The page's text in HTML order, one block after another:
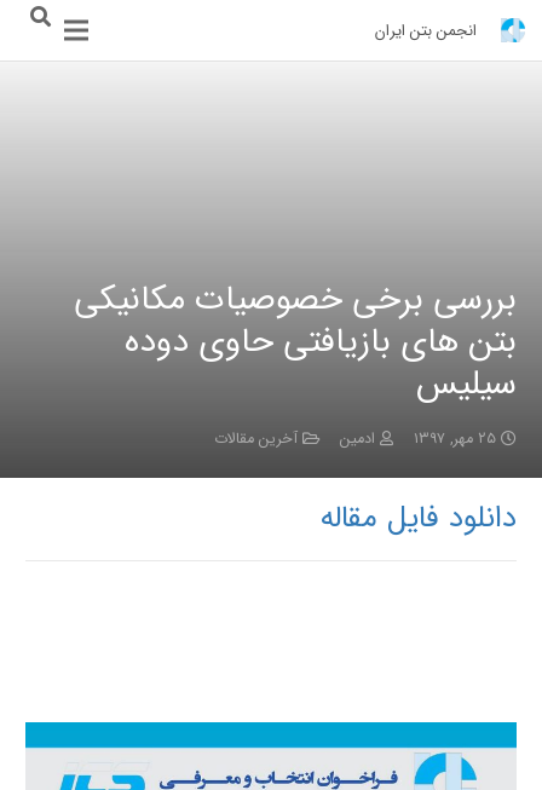
انجمن بتن ایران
بررسی برخی خصوصیات مکانیکی
بتن های بازیافتی حاوی دوده
سیلیس
۲۵ مهر, ۱۳۹۷ ادمین آخرین مقالات
دانلود فایل مقاله